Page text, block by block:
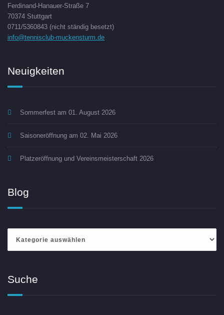
Ferdinand-Hanauer-Straße 7
70374 Stuttgart
0711/5360843 (nicht ständig besetzt)
info@tennisclub-muckensturm.de
Neuigkeiten
Sommerfest am 01. August 2026
Saisoneröffnung am 02. Mai 2026
Platzeröffnung und Vereinsmeisterschaft 2026
Blog
Suche